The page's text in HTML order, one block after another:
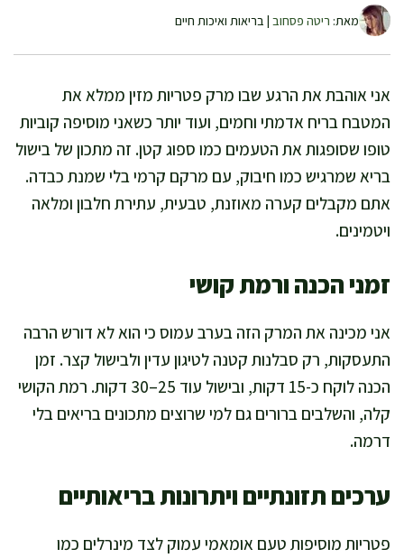
מאת: ריטה פסחוב | בריאות ואיכות חיים
אני אוהבת את הרגע שבו מרק פטריות מזין ממלא את
המטבח בריח אדמתי וחמים, ועוד יותר כשאני מוסיפה קוביות
טופו שסופגות את הטעמים כמו ספוג קטן. זה מתכון של בישול
בריא שמרגיש כמו חיבוק, עם מרקם קרמי בלי שמנת כבדה.
אתם מקבלים קערה מאוזנת, טבעית, עתירת חלבון ומלאה
ויטמינים.
זמני הכנה ורמת קושי
אני מכינה את המרק הזה בערב עמוס כי הוא לא דורש הרבה
התעסקות, רק סבלנות קטנה לטיגון עדין ולבישול קצר. זמן
הכנה לוקח כ-15 דקות, ובישול עוד 25–30 דקות. רמת הקושי
קלה, והשלבים ברורים גם למי שרוצים מתכונים בריאים בלי
דרמה.
ערכים תזונתיים ויתרונות בריאותיים
פטריות מוסיפות טעם אומאמי עמוק לצד מינרלים כמו